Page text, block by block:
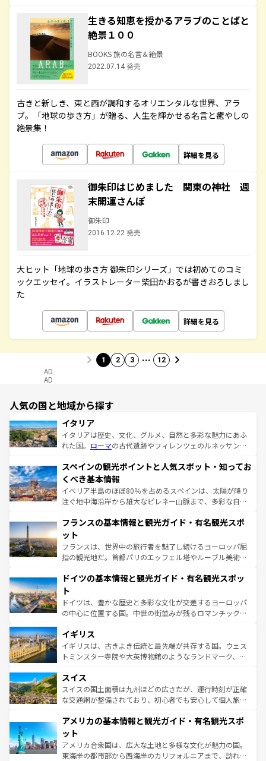
生きる知恵を授かるアラブのことばと
絶景１００
BOOKS 旅の名言＆絶景
2022.07.14 発売
古きと新しき、東と西が調和するオリエンタルな世界、アラ
ブ。「地球の歩き方」が贈る、人生を輝かせる名言と癒やしの
絶景集！
詳細を見る
御朱印はじめました 関東の神社 週
末開運さんぽ
御朱印
2016.12.22 発売
大ヒット「地球の歩き方 御朱印シリーズ」では初めてのコミ
ックエッセイ。イラストレーター柴田かおるが書きおろしまし
た
詳細を見る
1 2 3 … 12
AD
AD
人気の国と地域から探す
イタリア
イタリアは歴史、文化、グルメ、自然と多彩な魅力にあふ
れた国。 ローマの古代遺跡やフィレンツェのルネッサンス
ろん、トスカーナの美しい田園風景やアマルフィ海岸の絶
景など、自然景観も見逃せない。観光の合間には、本場の
ピザやパスタなど、絶品のイタリア料理を堪能することも
できる。朝目覚めてから夜眠るまで、すべての瞬間を楽し
なお、新着のイタリア情報はコンテンツ一覧を参照してほ
しい。
スペインの観光ポイントと人気スポット・知ってお
くべき基本情報
イベリア半島のほぼ80％を占めるスペインは、太陽が降り
注ぐ地中海沿岸から雄大なピレネー山脈まで、多彩な自然
文化が根付くこの国では、情熱的なフラメンコ、熱気あふ
れる闘牛、そして美味しいタパスが生活の一部となってい
る。首都マドリードの洗練された雰囲気や、バルセロナの
アートに溢れた街角から、地方では古代ローマ遺跡や中世
せる。地方によって風土や気候が異なるスペインはその個
ンテンツ一覧 を参照してほしい。
フランスの基本情報と観光ガイド・有名観光スポ
ット
フランスは、世界中の旅行者を魅了し続けるヨーロッパ屈
指の観光地だ。首都パリのエッフェル塔やルーブル美術館
で、幅広い魅力が詰まっている。華麗な宮殿、歴史的な大
聖堂、美しいビーチ、そして豊かな自然が、訪れる者を心
から魅了する。また、フランスは美食の国としても知ら
れ、フランス料理はユネスコ無形文化遺産にも登録されて
香り高いラベンダー畑など、多彩な楽しみ方が可能だ。さ
らに、パリ以外の地域にも魅力が溢れており、どの街角に
も豊かな歴史と文化が息づいている。パリ以外の個性あふ
を参照してほしい。
ドイツの基本情報と観光ガイド・有名観光スポッ
ト
ドイツは、豊かな歴史と多彩な文化が交差するヨーロッパ
の中心に位置する国。中世の街並みが残るロマンチック街
顔を持つこの国は、どこを歩いても飽きることがない。ベ
ルリンの文化的活気、バイエルン州のアルプスの絶景、そ
してライン川沿いのワイン畑といった風景は必見。ビール
は、お酒好きな人にはぜひ体験してほしい。 なお、新着の
ドイツ情報はコンテンツ一覧を参照してほしい。
イギリス
イギリスは、古きよき伝統と最先端が共存する国。ウェス
トミンスター寺院や大英博物館のようなランドマーク、歴
リアごとに異なる魅力がある。また、優雅なアフタヌーン
ティー、ビール好きにはたまらない英国パブ、サッカー観
戦など、本場だからこそできる体験も豊富。イギリスを旅
ンツ一覧を参照してほしい。
スイス
スイスの国土面積は九州ほどの広さだが、運行時刻が正確
な交通網が整備されており、初心者でも安心して個人旅行
の建物がそのまま残る町や、スイスならではのユニークな
博物館もあり、アルプス観光だけでなく町歩きも満喫する
ことができる。国民の所得が高いため物価も高いが、旅行
者向けの交通パス提供のサービスもあり、うまく活用すれ
アメリカの基本情報と観光ガイド・有名観光スポ
ット
アメリカ合衆国は、広大な土地と多様な文化が魅力の国。
東海岸の都市部から西海岸のカリフォルニアまで、訪れる